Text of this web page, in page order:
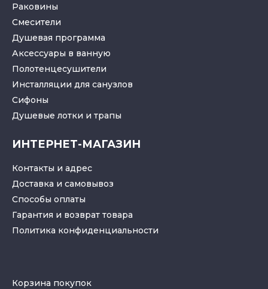
Раковины
Смесители
Душевая программа
Аксессуары в ванную
Полотенцесушители
Инсталляции для санузлов
Cифоны
Душевые лотки и трапы
ИНТЕРНЕТ-МАГАЗИН
Контакты и адрес
Доставка и самовывоз
Способы оплаты
Гарантия и возврат товара
Политика конфиденциальности
Корзина покупок